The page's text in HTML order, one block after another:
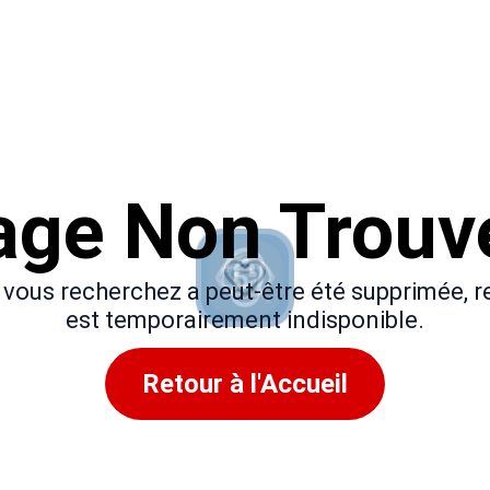
Non
recherchez a peut-être été supprimée,
est temporairement indisponible.
Retour à l'Accueil